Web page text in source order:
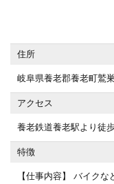
住所
岐阜県養老郡養老町鷲
アクセス
養老鉄道養老駅より徒
特徴
【仕事内容】 バイク